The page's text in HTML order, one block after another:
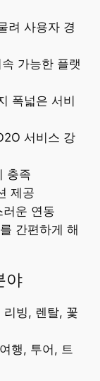
려 사용자 경
가능한 플랫
폭넓은 서비
서비스 강
충족
제공
운 연동
간편하게 해
야
리빙, 렌탈, 꽃
행, 투어, 트